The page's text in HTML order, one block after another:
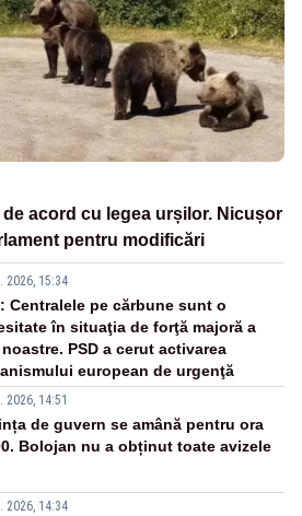
acord cu legea urșilor. Nicușor
pentru modificări
2026, 15:34
Centralele pe cărbune sunt o
în situaţia de forţă majoră a
PSD a cerut activarea
european de urgenţă
2026, 14:51
de guvern se amână pentru ora
Bolojan nu a obținut toate avizele
2026, 14:34